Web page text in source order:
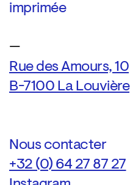
imprimée
—
Rue des Amours, 10
B-7100 La Louvière
Nous contacter
+32 (0) 64 27 87 27